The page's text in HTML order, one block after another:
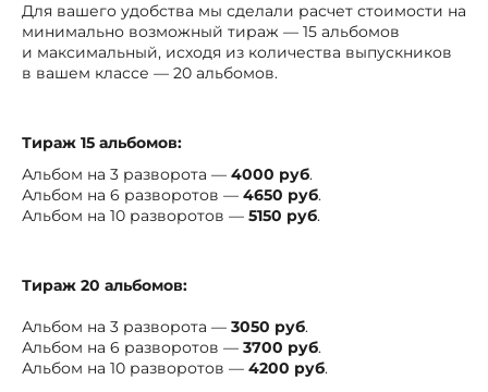
Для вашего удобства мы сделали расчет стоимости на
минимально возможный тираж — 15 альбомов
и максимальный, исходя из количества выпускников
в вашем классе — 20 альбомов.
Тираж 15 альбомов:
Альбом на 3 разворота — 4000 руб.
Альбом на 6 разворотов — 4650 руб.
Альбом на 10 разворотов — 5150 руб.
Тираж 20 альбомов:
Альбом на 3 разворота — 3050 руб.
Альбом на 6 разворотов — 3700 руб.
Альбом на 10 разворотов — 4200 руб.